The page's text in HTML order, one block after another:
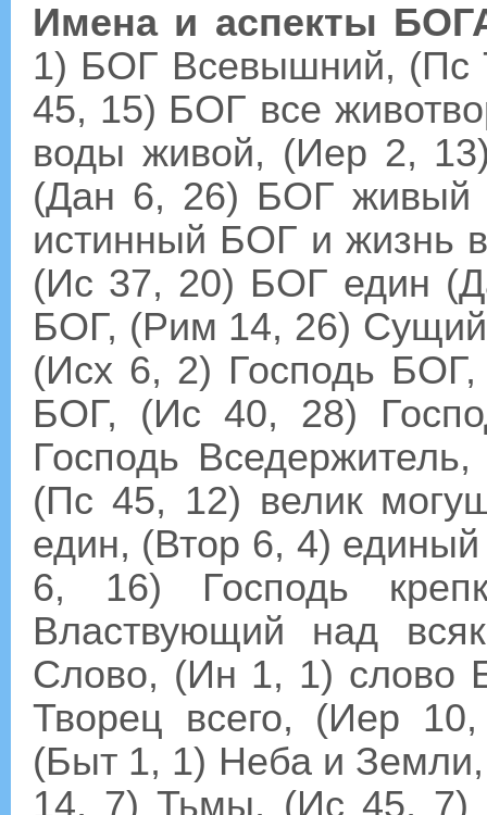
Имена и аспекты
1) БОГ Всевышний, (Пс
45, 15) БОГ все
воды живой, (Иер 2,
(Дан 6, 26) БОГ живый
истинный БОГ и жизнь
(Ис 37, 20) БОГ един
БОГ, (Рим 14, 26) Сущий
(Исх 6, 2) Господь
БОГ, (Ис 40, 28)
Господь
(Пс 45, 12) велик
един, (Втор 6, 4)
6, 16) Господь
Властвующий над
Слово, (Ин 1, 1) слово
Творец всего, (Иер
(Быт 1, 1) Неба и
14, 7) Тьмы, (Ис 45, 7)